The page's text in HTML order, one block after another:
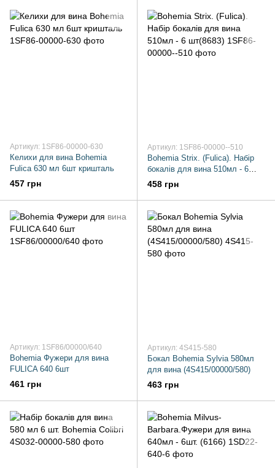
Артикул: 1SF86-00000-630
Келихи для вина Bohemia
Fulica 630 мл 6шт кришталь
457 грн
Артикул: 1SF86-00000--510
Bohemia Strix. (Fulica). Набір
бокалів для вина 510мл - 6
шт(8683)
458 грн
Артикул: 1SF86/00000/640
Bohemia Фужери для вина
FULICA 640 6шт
461 грн
Артикул: 4S415-580
Бокал Bohemia Sylvia 580мл
для вина (4S415/00000/580)
463 грн